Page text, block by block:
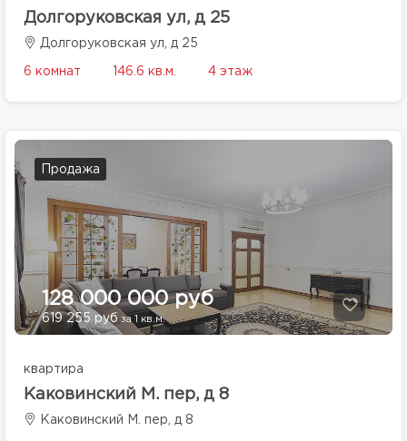
Долгоруковская ул, д 25
Долгоруковская ул, д 25
6 комнат 146.6 кв.м. 4 этаж
Продажа
128 000 000 руб
619 255 руб за 1 кв.м.
квартира
Каковинский М. пер, д 8
Каковинский М. пер, д 8